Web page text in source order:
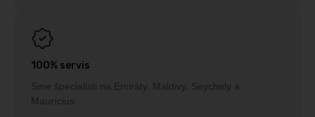
100% servis
Sme špecialisti na Emiráty, Maldivy, Seychely a
Maurícius.